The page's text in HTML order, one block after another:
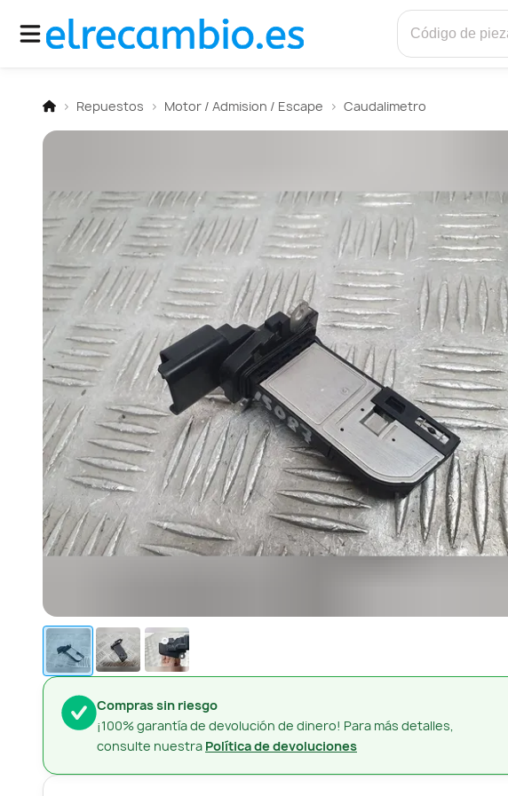
Repuestos Motor / Admision / Escape Caudalimetro
Compras sin riesgo
¡100% garantía de devolución de dinero! Para más detalles,
consulte nuestra Política de devoluciones